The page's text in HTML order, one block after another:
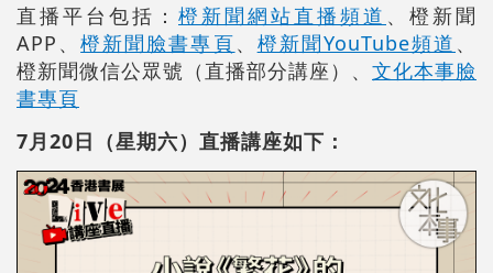
直播平台包括： 橙新聞網站直播頻道 、橙新聞
APP、橙新聞臉書專頁、 橙新聞YouTube頻道 、
橙新聞微信公眾號（直播部分講座）、 文化本事臉
書專頁
7月20日（星期六）直播講座如下：